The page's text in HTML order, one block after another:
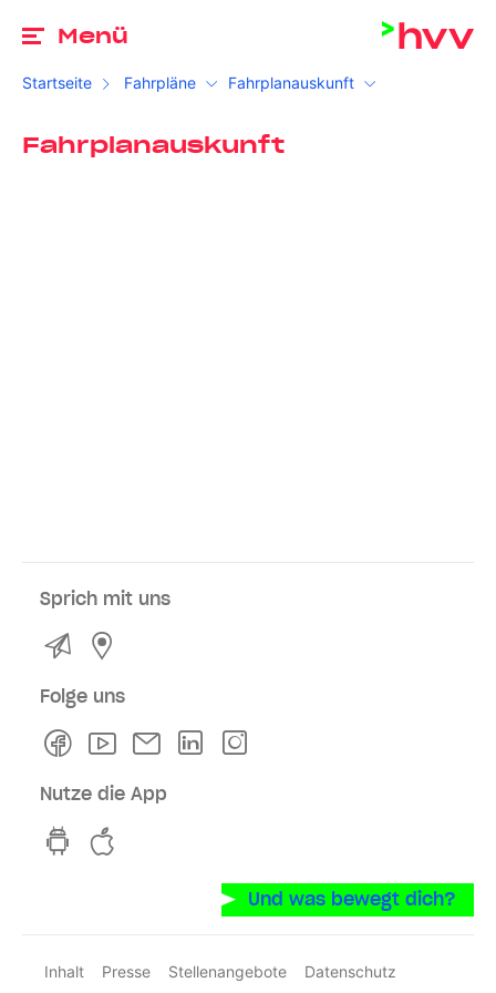
Menü
Startseite Fahrpläne Fahrplanauskunft
Fahrplanauskunft
Sprich mit uns
Kontakt
Folge uns
FacebookYoutubeNewsletterLinkedln
Nutze die App
hvv switch App auf GooglePlay
Und was bewegt dich?
Inhalt Presse Stellenangebote
Datenschutz